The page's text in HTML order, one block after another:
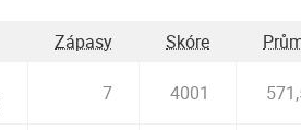
Zápasy Skóre
7 4001